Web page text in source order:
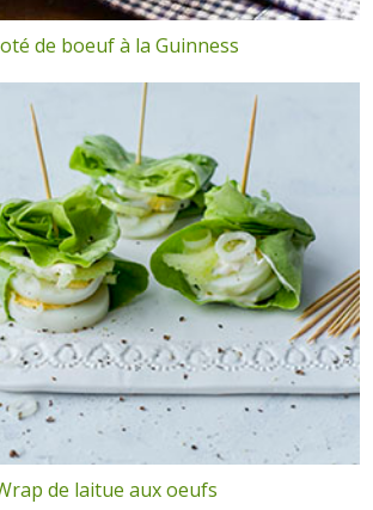
de boeuf à la Guinness
de laitue aux oeufs